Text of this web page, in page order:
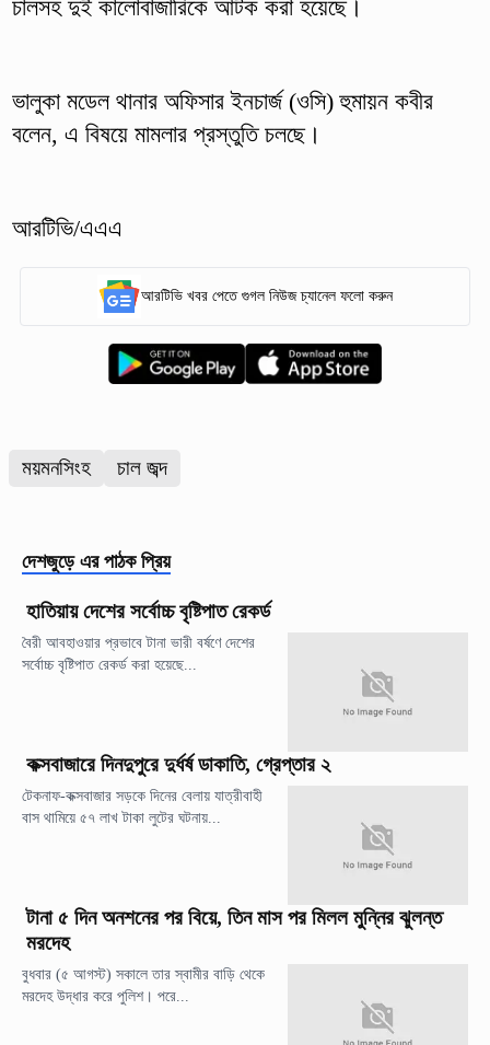
চালসহ দুই কালোবাজারিকে আটক করা হয়েছে।
ভালুকা মডেল থানার অফিসার ইনচার্জ (ওসি) হুমায়ন কবীর
বলেন, এ বিষয়ে মামলার প্রস্তুতি চলছে।
আরটিভি/এএএ
আরটিভি খবর পেতে গুগল নিউজ চ্যানেল ফলো করুন
ময়মনসিংহ চাল জব্দ
দেশজুড়ে এর পাঠক প্রিয়
হাতিয়ায় দেশের সর্বোচ্চ বৃষ্টিপাত রেকর্ড
বৈরী আবহাওয়ার প্রভাবে টানা ভারী বর্ষণে দেশের
সর্বোচ্চ বৃষ্টিপাত রেকর্ড করা হয়েছে...
কক্সবাজারে দিনদুপুরে দুর্ধর্ষ ডাকাতি, গ্রেপ্তার ২
টেকনাফ-কক্সবাজার সড়কে দিনের বেলায় যাত্রীবাহী
বাস থামিয়ে ৫৭ লাখ টাকা লুটের ঘটনায়...
টানা ৫ দিন অনশনের পর বিয়ে, তিন মাস পর মিলল মুন্নির ঝুলন্ত
মরদেহ
বুধবার (৫ আগস্ট) সকালে তার স্বামীর বাড়ি থেকে
মরদেহ উদ্ধার করে পুলিশ। পরে...